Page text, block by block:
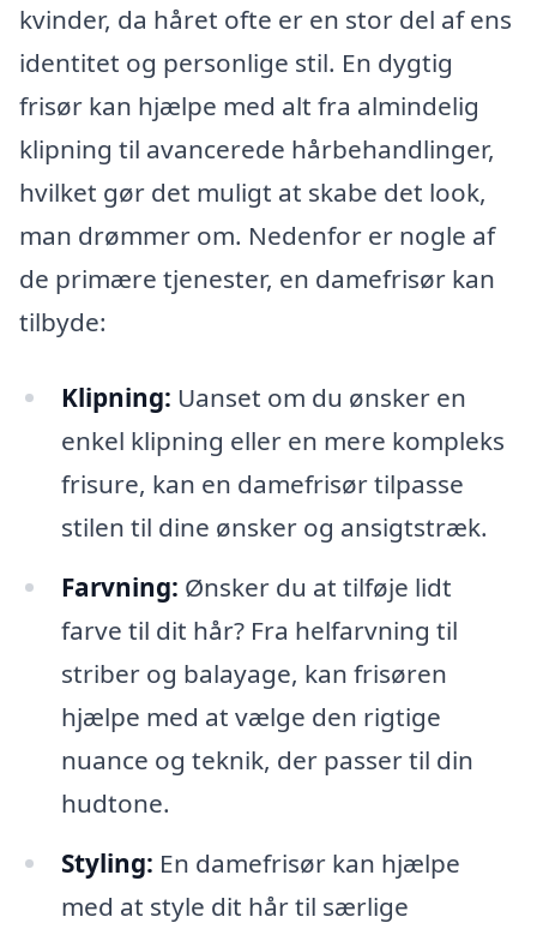
kvinder, da håret ofte er en stor del af ens
identitet og personlige stil. En dygtig
frisør kan hjælpe med alt fra almindelig
klipning til avancerede hårbehandlinger,
hvilket gør det muligt at skabe det look,
man drømmer om. Nedenfor er nogle af
de primære tjenester, en damefrisør kan
tilbyde:
Klipning: Uanset om du ønsker en
enkel klipning eller en mere kompleks
frisure, kan en damefrisør tilpasse
stilen til dine ønsker og ansigtstræk.
Farvning: Ønsker du at tilføje lidt
farve til dit hår? Fra helfarvning til
striber og balayage, kan frisøren
hjælpe med at vælge den rigtige
nuance og teknik, der passer til din
hudtone.
Styling: En damefrisør kan hjælpe
med at style dit hår til særlige